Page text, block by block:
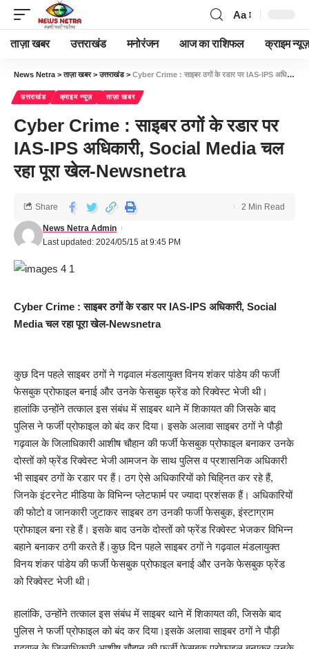
Aa
ताज़ा खबर उत्तराखंड मनोरंजन आज का राशिफल क्राइम न्यूज़
News Netra >ताज़ा खबर>उत्तराखंड> Cyber Crime : साइबर ठगों के रडार पर IAS-IPS अधिकारी, Social Media चल रहा पूरा खेल-Newsnetra
उत्तराखंड क्राइम न्यूज़ ताज़ा खबर
Cyber Crime : साइबर ठगों के रडार पर
IAS-IPS अधिकारी, Social Media चल
रहा पूरा खेल-Newsnetra
Last updated: 2024/05/15 at 9:45 PM
News Netra Admin
Share 2 Min Read
Cyber Crime : साइबर ठगों के रडार पर IAS-IPS अधिकारी, Social
Media चल रहा पूरा खेल-Newsnetra
कुछ दिन पहले साइबर ठगों ने गढ़वाल मंडलायुक्त विनय शंकर पांडेय की फर्जी
फेसबुक प्रोफाइल बनाई और उनके फेसबुक फ्रेंड को रिक्वेस्ट भेजी थी।
हालांकि उन्होंने तत्काल इस संबंध में साइबर थाने में शिकायत की जिसके बाद
पुलिस ने फर्जी प्रोफाइल को बंद कर दिया। इसके अलावा साइबर ठगों ने पौड़ी
गढ़वाल के जिलाधिकारी आशीष चौहान की फर्जी फेसबुक प्रोफाइल बनाकर उनके
दोस्तों को फ्रेंड रिक्वेस्ट भेजी आमजन के साथ पुलिस व प्रशासनिक अधिकारी
भी साइबर ठगों के रडार पर हैं। ठग ऐसे अधिकारियों को चिहि्नत कर रहे हैं,
जिनके इंटरनेट मीडिया के विभिन्न प्लेटफार्म पर ज्यादा प्रशंसक हैं। अधिकारियों
की फोटो व जानकारी जुटाकर साइबर ठग उनकी फर्जी फेसबुक, इंस्टाग्राम
प्रोफाइल बना रहे हैं। इसके बाद उनके दोस्तों को फ्रेंड रिक्वेस्ट भेजकर विभिन्न
बहाने बनाकर ठगी करते हैं।कुछ दिन पहले साइबर ठगों ने गढ़वाल मंडलायुक्त
विनय शंकर पांडेय की फर्जी फेसबुक प्रोफाइल बनाई और उनके फेसबुक फ्रेंड
को रिक्वेस्ट भेजी थी।
हालांकि, उन्होंने तत्काल इस संबंध में साइबर थाने में शिकायत की, जिसके बाद
पुलिस ने फर्जी प्रोफाइल को बंद कर दिया।इसके अलावा साइबर ठगों ने पौड़ी